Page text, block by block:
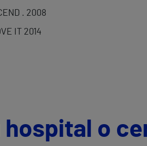
. 2008
IT 2014
hospital o